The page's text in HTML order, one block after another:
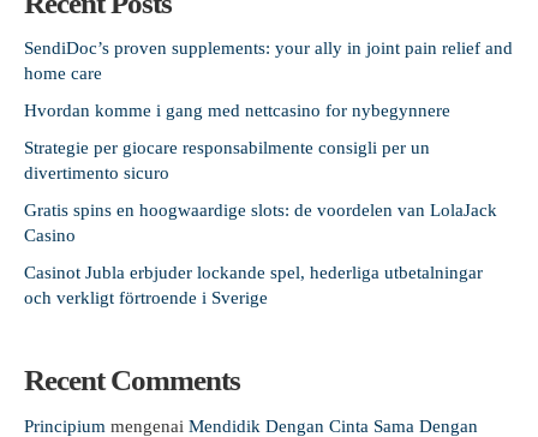
SendiDoc’s proven supplements: your ally in joint pain relief and
home care
Hvordan komme i gang med nettcasino for nybegynnere
Strategie per giocare responsabilmente consigli per un
divertimento sicuro
Gratis spins en hoogwaardige slots: de voordelen van LolaJack
Casino
Casinot Jubla erbjuder lockande spel, hederliga utbetalningar
och verkligt förtroende i Sverige
Recent Comments
Principium mengenai Mendidik Dengan Cinta Sama Dengan